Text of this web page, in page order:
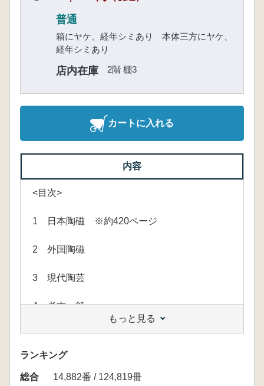
普通
箱にヤケ、経年シミあり 本体三方にヤケ、
経年シミあり
店内在庫 2階 棚3
カートに入れる
内容
<目次>
1 日本陶磁 ※約420ページ
2 外国陶磁
3 現代陶芸
4 考古一般
もっと見る
ランキング
総合 14,882番 / 124,819冊